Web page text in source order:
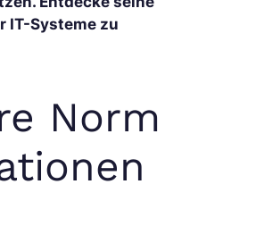
IT-Systeme zu
Norm